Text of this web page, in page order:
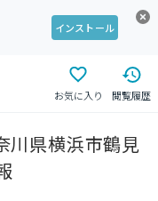
インストール
お気に入り 閲覧履歴
川県横浜市鶴見